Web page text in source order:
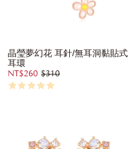
晶瑩夢幻花 耳針/無耳洞黏貼式
耳環
NT$260 $310